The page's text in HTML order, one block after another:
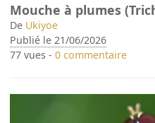
Mouche à plumes
De Ukiyoe
Publié le 21/06/2026
77 vues -0 commentaire